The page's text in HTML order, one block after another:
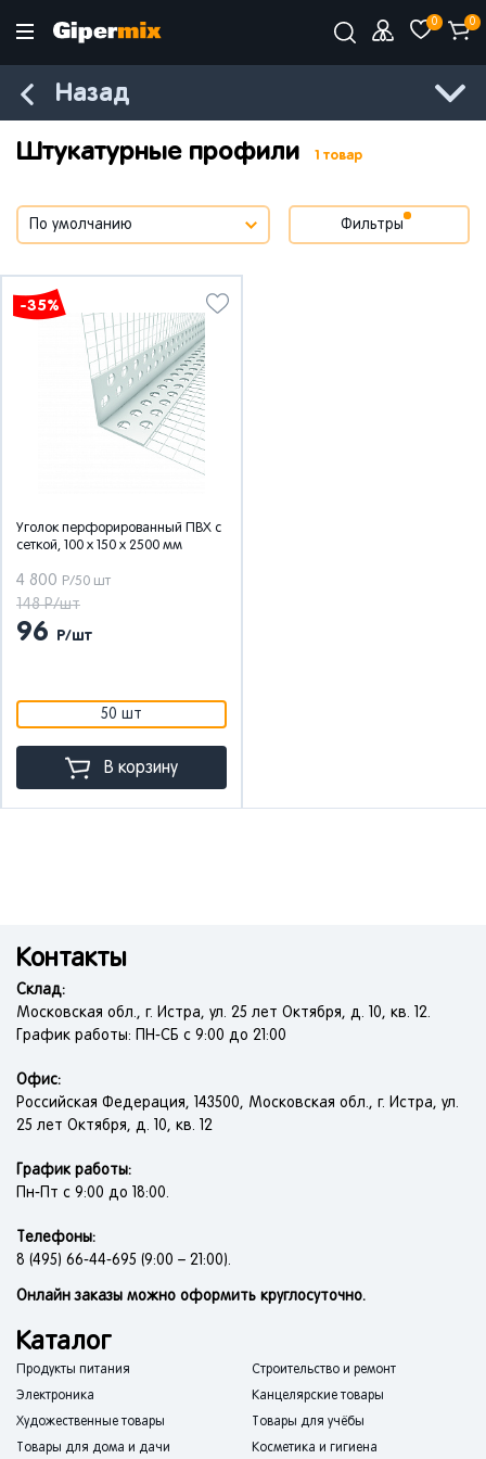
0 0
Назад
Штукатурные профили 1 товар
Фильтры
-35%
Уголок перфорированный ПВХ с
сеткой, 100 x 150 x 2500 мм
4 800 Р/50 шт
148 Р/шт
96 Р/шт
50 шт
В корзину
Контакты
Склад:
Московская обл., г. Истра, ул. 25 лет Октября, д. 10, кв. 12.
График работы: ПН-СБ с 9:00 до 21:00
Офис:
Российская Федерация, 143500, Московская обл., г. Истра, ул.
25 лет Октября, д. 10, кв. 12
График работы:
Пн-Пт с 9:00 до 18:00.
Телефоны:
8 (495) 66-44-695 (9:00 – 21:00).
Онлайн заказы можно оформить круглосуточно.
Каталог
Продукты питания
Строительство и ремонт
Электроника
Канцелярские товары
Художественные товары
Товары для учёбы
Товары для дома и дачи
Косметика и гигиена